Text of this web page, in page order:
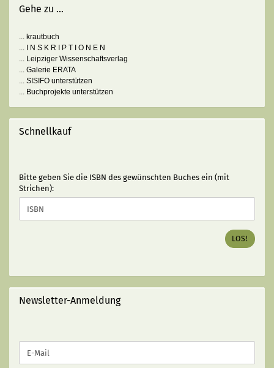
Gehe zu ...
... krautbuch
... I N S K R I P T I O N E N
... Leipziger Wissenschaftsverlag
... Galerie ERATA
... SISIFO unterstützen
... Buchprojekte unterstützen
Schnellkauf
BITTE
GEBEN
SIE
DIE
ISBN
(MIT
STRICHEN):
Bitte geben Sie die ISBN des gewünschten Buches ein (mit
Strichen):
LOS!
Newsletter-Anmeldung
ZUR
E-
Mail